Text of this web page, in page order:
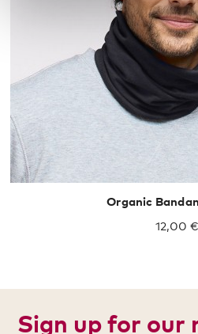
Organic
12,00 €
Sign up for our